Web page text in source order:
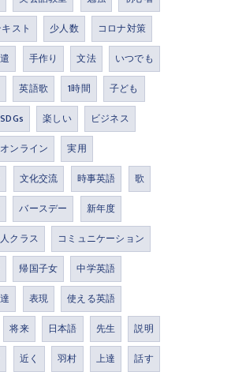
スト 少人数
コロナ対策
手作り 文法
いつでも
英語歌 1時間
子ども
SDGs 楽しい
ビジネス
オンライン
実用
文化交流 時事英語
歌
バースデー
新年度
クラス
コミュニケーション
帰国子女
中学英語
表現
使える英語
将来 日本語 先生
説明
近く 羽村 上達
話す